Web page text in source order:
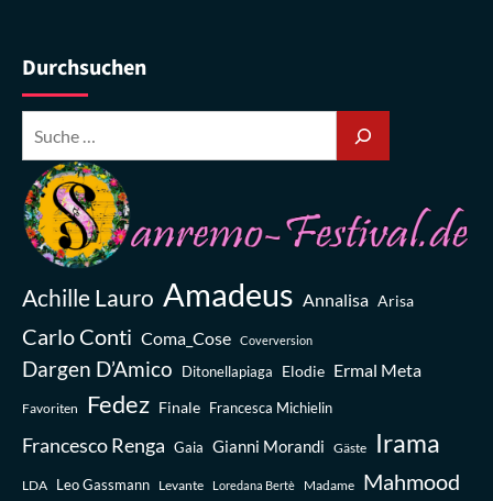
Durchsuchen
Achille Lauro Amadeus Annalisa Arisa
Carlo Conti Coma_Cose Coverversion
Dargen D’Amico Ditonellapiaga Elodie Ermal Meta
Favoriten Fedez Finale Francesca Michielin
Francesco Renga Gaia Gianni Morandi Gäste Irama
LDA Leo Gassmann Levante Loredana Bertè Madame Mahmood